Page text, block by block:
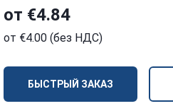
от €4.84
от €4.00 (без НДС)
БЫСТРЫЙ ЗАКАЗ